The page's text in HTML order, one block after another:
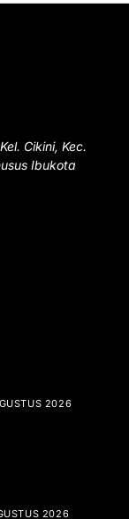
Cikini, Kec.
Ibukota
2026
2026